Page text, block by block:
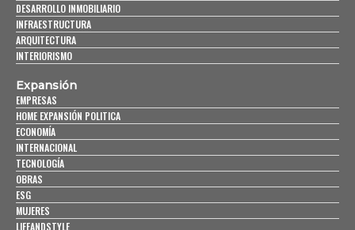
DESARROLLO INMOBILIARIO
INFRAESTRUCTURA
ARQUITECTURA
INTERIORISMO
Expansión
EMPRESAS
HOME EXPANSIÓN POLITICA
ECONOMÍA
INTERNACIONAL
TECNOLOGÍA
OBRAS
ESG
MUJERES
LIFEANDSTYLE